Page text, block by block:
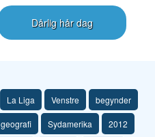
Dårlig hår dag
La Liga Venstre begynder
geografi Sydamerika 2012